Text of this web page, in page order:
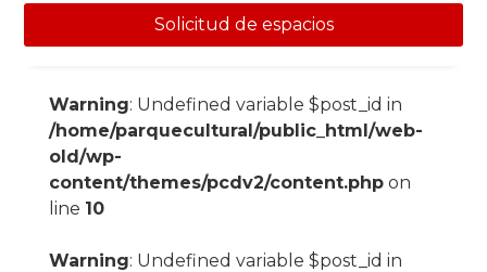
Solicitud de espacios
Warning: Undefined variable $post_id in
/home/parquecultural/public_html/web-
old/wp-
content/themes/pcdv2/content.phpon
line 10
Warning: Undefined variable $post_id in